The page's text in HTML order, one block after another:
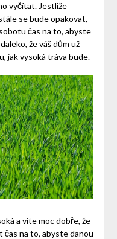
vyčítat. Jestliže
se bude opakovat,
čas na to, abyste
že váš dům už
jak vysoká tráva bude.
a víte moc dobře, že
na to, abyste danou